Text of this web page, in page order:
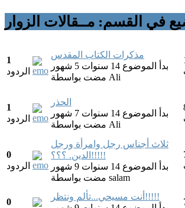
في القسم: مــقالات الزوار
1
الردود
مذكرات الكتاب المقدس
بدأ الموضوع 14 سنوات 5 شهور
مضت Ali
1
الردود
الحذر
بدأ الموضوع 14 سنوات 7 شهور
مضت Ali
0
الردود
ثلاث أجناس رجل وامرأة ورجل
الدين. ؟؟؟!!!!!
بدأ الموضوع 14 سنوات 9 شهور
مضت salam
0
أنت مسيحي...تألم ونتظر!!!!!